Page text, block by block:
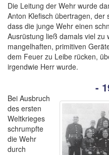
Die Leitung der Wehr wurde
Anton Klefisch übertragen, der
dass die junge Wehr einen
Ausrüstung ließ damals viel zu
mangelhaften, primitiven
dem Feuer zu Leibe rücken,
irgendwie Herr wurde.
-
Bei Ausbruch
des ersten
Weltkrieges
schrumpfte
die Wehr
durch